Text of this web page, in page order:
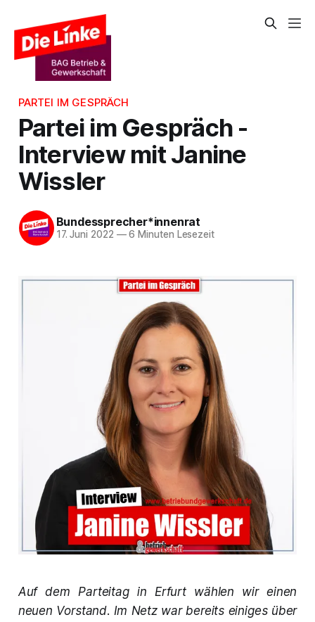
PARTEI IM GESPRÄCH
Partei im Gespräch -
Interview mit Janine
Wissler
Bundessprecher*innenrat
17. Juni 2022 —6 Minuten Lesezeit
Auf dem Parteitag in Erfurt wählen wir einen
neuen Vorstand. Im Netz war bereits einiges über